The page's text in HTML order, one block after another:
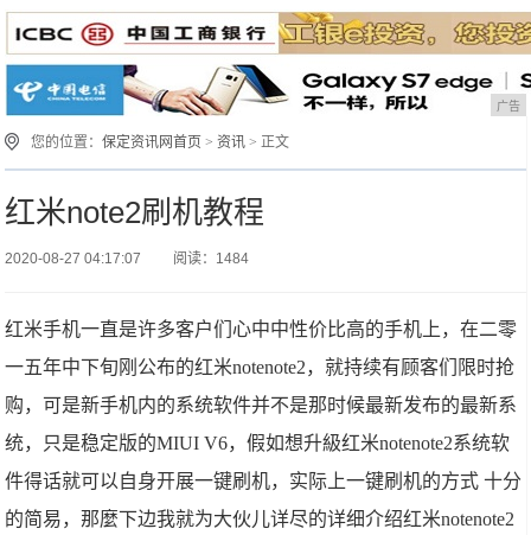
广告
您的位置：保定资讯网首页 >资讯 > 正文
红米note2刷机教程
2020-08-27 04:17:07 阅读：1484
红米手机一直是许多客户们心中中性价比高的手机上，在二零
一五年中下旬刚公布的红米notenote2，就持续有顾客们限时抢
购，可是新手机内的系统软件并不是那时候最新发布的最新系
统，只是稳定版的MIUI V6，假如想升級红米notenote2系统软
件得话就可以自身开展一键刷机，实际上一键刷机的方式 十分
的简易，那麼下边我就为大伙儿详尽的详细介绍红米notenote2